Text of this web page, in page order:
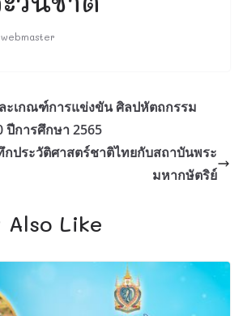
webmaster
ะเกณฑ์การแข่งขัน ศิลปหัตถกรรม
ปีการศึกษา 2565
กประวัติศาสตร์ชาติไทยกับสถาบันพระ
มหากษัตริย์
Also Like